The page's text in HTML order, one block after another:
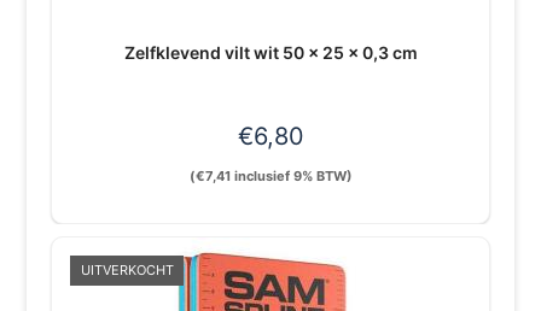
Zelfklevend vilt wit 50 x 25 x 0,3 cm
€6,80
(€7,41 inclusief 9% BTW)
UITVERKOCHT